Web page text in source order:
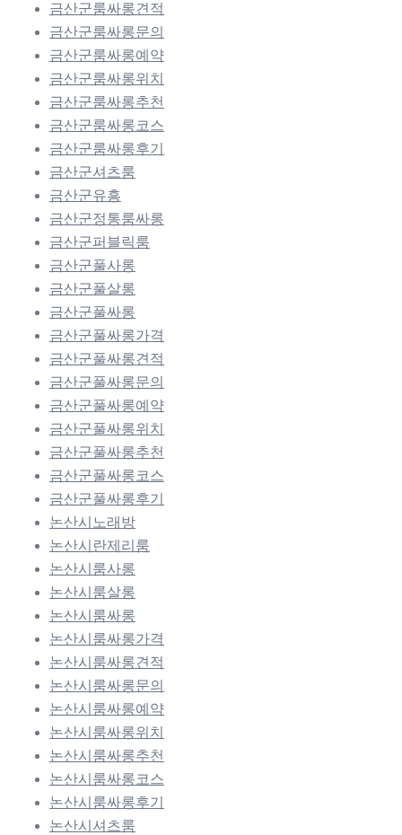
금산군룸싸롱견적
금산군룸싸롱문의
금산군룸싸롱예약
금산군룸싸롱위치
금산군룸싸롱추천
금산군룸싸롱코스
금산군룸싸롱후기
금산군셔츠룸
금산군유흥
금산군정통룸싸롱
금산군퍼블릭룸
금산군풀사롱
금산군풀살롱
금산군풀싸롱
금산군풀싸롱가격
금산군풀싸롱견적
금산군풀싸롱문의
금산군풀싸롱예약
금산군풀싸롱위치
금산군풀싸롱추천
금산군풀싸롱코스
금산군풀싸롱후기
논산시노래방
논산시란제리룸
논산시룸사롱
논산시룸살롱
논산시룸싸롱
논산시룸싸롱가격
논산시룸싸롱견적
논산시룸싸롱문의
논산시룸싸롱예약
논산시룸싸롱위치
논산시룸싸롱추천
논산시룸싸롱코스
논산시룸싸롱후기
논산시셔츠룸